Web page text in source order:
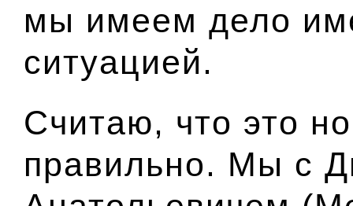
мы имеем дело
ситуацией.
Считаю, что это
правильно. Мы с